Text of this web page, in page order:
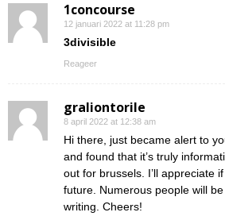
1concourse
12 januari 2022 at 11:28 pm
3divisible
Reageer
graliontorile
8 april 2022 at 12:38 am
Hi there, just became alert to
and found that it’s truly
out for brussels. I’ll appreciate
future. Numerous people will
writing. Cheers!